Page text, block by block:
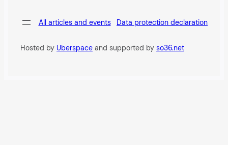
All articles and events Data protection declaration
Hosted by Uberspace and supported by so36.net